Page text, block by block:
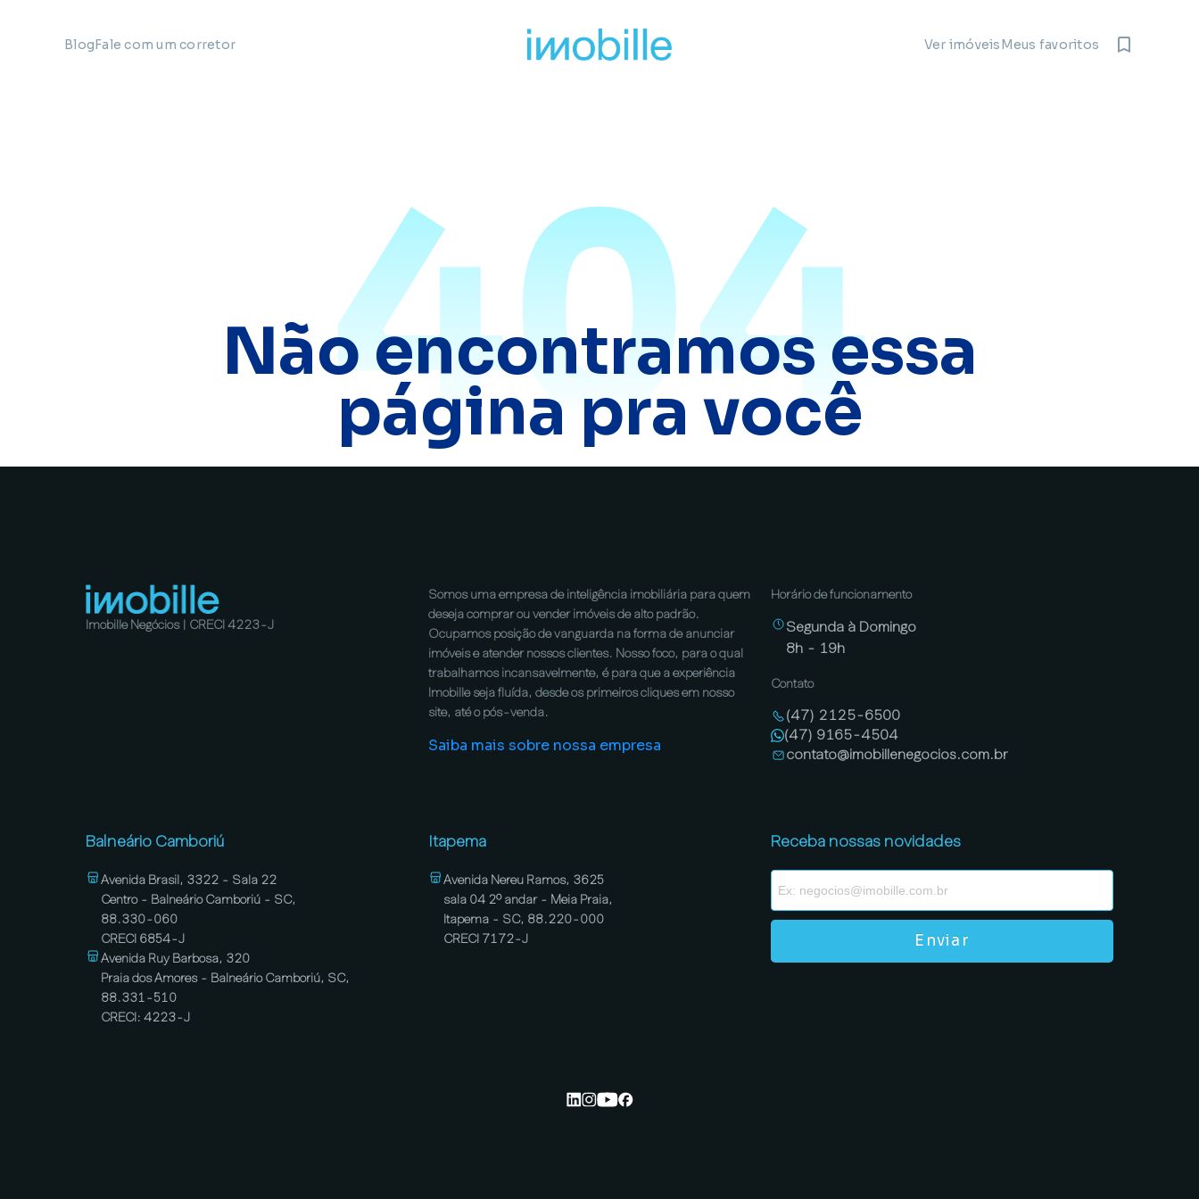
BlogFale com um corretor Ver imóveisMeus favoritos
404
Não encontramos essa
página pra você
Imobille Negócios | CRECI 4223-J
Somos uma empresa de inteligência imobiliária para quem
deseja comprar ou vender imóveis de alto padrão.
Ocupamos posição de vanguarda na forma de anunciar
imóveis e atender nossos clientes. Nosso foco, para o qual
trabalhamos incansavelmente, é para que a experiência
Imobille seja fluída, desde os primeiros cliques em nosso
site, até o pós-venda.
Saiba mais sobre nossa empresa
Horário de funcionamento
Segunda à Domingo
8h - 19h
Contato
(47) 2125-6500
(47) 9165-4504
contato@imobillenegocios.com.br
Balneário Camboriú
Avenida Brasil, 3322 - Sala 22
Centro - Balneário Camboriú - SC,
88.330-060
CRECI 6854-J
Avenida Ruy Barbosa, 320
Praia dos Amores - Balneário Camboriú, SC,
88.331-510
CRECI: 4223-J
Itapema
Avenida Nereu Ramos, 3625
sala 04 2º andar - Meia Praia,
Itapema - SC, 88.220-000
CRECI 7172-J
Receba nossas novidades
Enviar